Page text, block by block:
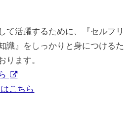
て活躍するために、『セルフリ
識』をしっかりと身につけるた
ります。
こちら